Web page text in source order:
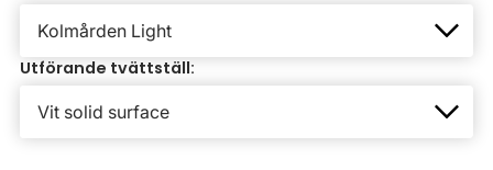
Utförande tvättställ: